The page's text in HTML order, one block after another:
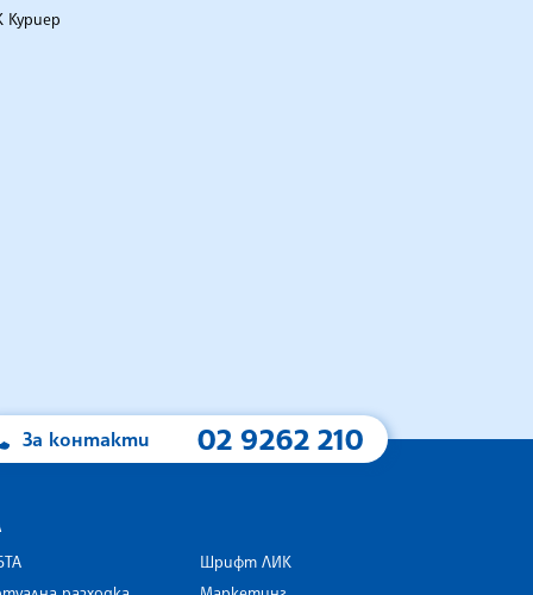
Куриер
За контакти 02 9262 210
Шрифт ЛИК